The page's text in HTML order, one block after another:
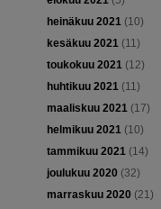
heinäkuu 2021(10)
kesäkuu 2021(11)
toukokuu 2021(12)
huhtikuu 2021(11)
maaliskuu 2021(17)
helmikuu 2021(10)
tammikuu 2021(14)
joulukuu 2020 (32)
marraskuu 2020 (21)